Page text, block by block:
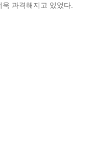
과격해지고 있었다.